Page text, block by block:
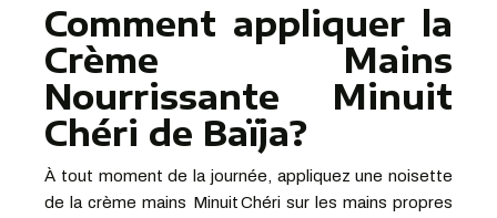
Comment appliquer la
Crème Mains
Nourrissante Minuit
Chéri de Baïja?
À tout moment de la journée, appliquez une noisette
de la crème mains Minuit Chéri sur les mains propres